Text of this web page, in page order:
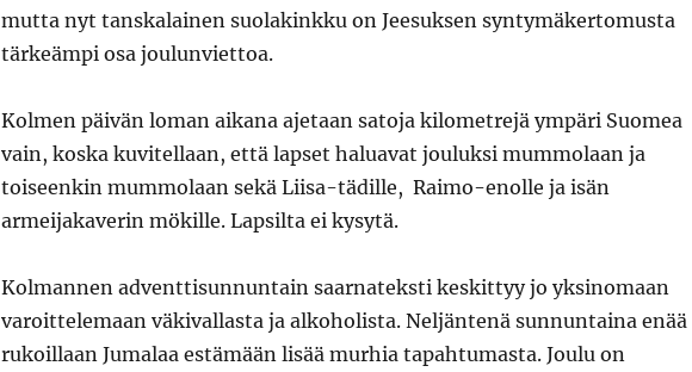
mutta nyt tanskalainen suolakinkku on Jeesuksen syntymäkertomusta
tärkeämpi osa joulunviettoa.
Kolmen päivän loman aikana ajetaan satoja kilometrejä ympäri Suomea
vain, koska kuvitellaan, että lapset haluavat jouluksi mummolaan ja
toiseenkin mummolaan sekä Liisa-tädille, Raimo-enolle ja isän
armeijakaverin mökille. Lapsilta ei kysytä.
Kolmannen adventtisunnuntain saarnateksti keskittyy jo yksinomaan
varoittelemaan väkivallasta ja alkoholista. Neljäntenä sunnuntaina enää
rukoillaan Jumalaa estämään lisää murhia tapahtumasta. Joulu on